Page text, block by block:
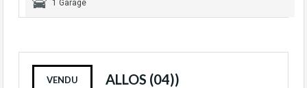
1 Garage
VENDU ALLOS (04))